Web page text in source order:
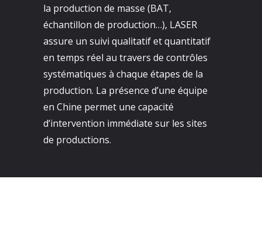
la production de masse (BAT,
échantillon de production…), LASER
assure un suivi qualitatif et quantitatif
en temps réel au travers de contrôles
systématiques à chaque étapes de la
production. La présence d’une équipe
en Chine permet une capacité
d’intervention immédiate sur les sites
de productions.